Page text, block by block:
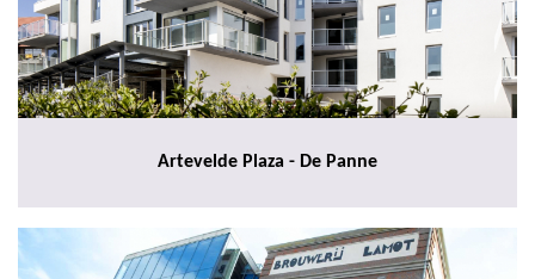
Artevelde Plaza - De Panne